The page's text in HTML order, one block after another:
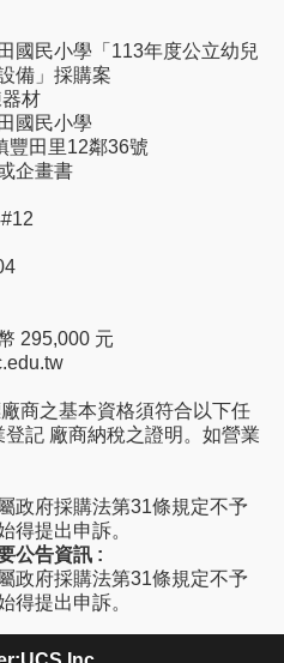
國民小學「113年度公立幼兒
備」採購案
材
國民小學
豐田里12鄰36號
企畫書
295,000 元
商之基本資格須符合以下任
記 廠商納稅之證明。如營業
政府採購法第31條規定不予
得提出申訴。
公告資訊 :
政府採購法第31條規定不予
得提出申訴。